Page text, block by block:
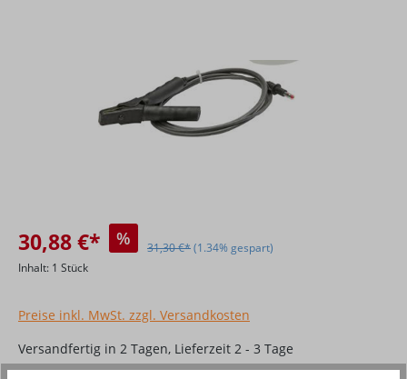
30,88 €* % 31,30 €*(1.34% gespart)
Inhalt: 1 Stück
Preise inkl. MwSt. zzgl. Versandkosten
Versandfertig in 2 Tagen, Lieferzeit 2 - 3 Tage